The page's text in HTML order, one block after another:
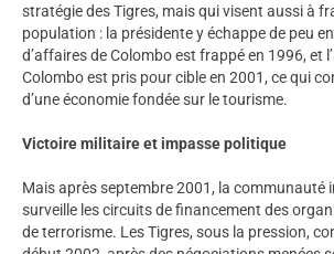
stratégie des Tigres, mais qui visent aussi à
population : la présidente y échappe de peu
d’affaires de Colombo est frappé en 1996, et
Colombo est pris pour cible en 2001, ce qui
d’une économie fondée sur le tourisme.
Victoire militaire et impasse politique
Mais après septembre 2001, la communauté
surveille les circuits de financement des
de terrorisme. Les Tigres, sous la pression,